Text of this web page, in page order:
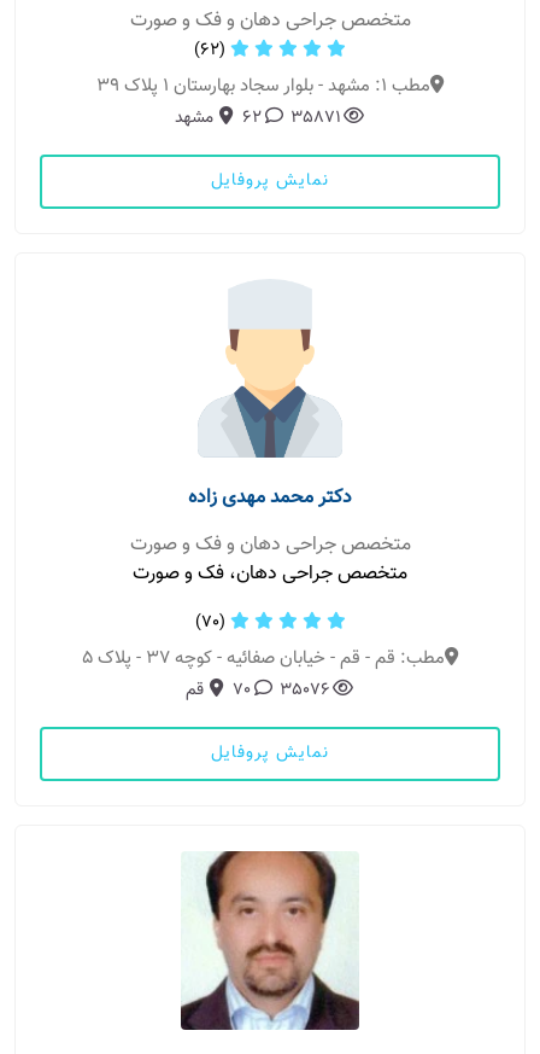
متخصص جراحی دهان و فک و صورت
(62)
مطب 1: مشهد - بلوار سجاد بهارستان ۱ پلاک ۳۹
35871
62 مشهد
نمایش پروفایل
دکتر محمد مهدی زاده
متخصص جراحی دهان و فک و صورت
متخصص جراحی دهان، فک و صورت
(70)
مطب: قم - قم - خیابان صفائیه - کوچه 37 - پلاک 5
35076
70 قم
نمایش پروفایل